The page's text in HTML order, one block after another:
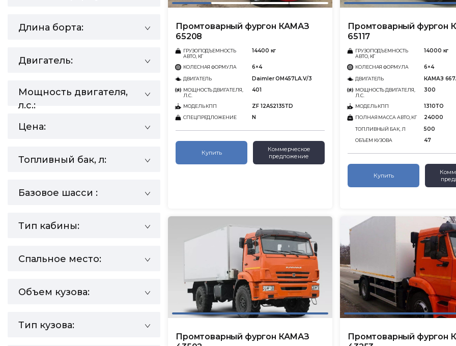
Длина борта:
Двигатель:
Мощность двигателя,
л.с.:
Цена:
Топливный бак, л:
Базовое шасси :
Тип кабины:
Спальное место:
Объем кузова:
Тип кузова:
Промтоварный фургон КАМАЗ
65208
ГРУЗОПОДЪЕМНОСТЬ
АВТО, КГ
14400 кг
КОЛЕСНАЯ ФОРМУЛА 6×4
ДВИГАТЕЛЬ Daimler OM457LA.V/3
МОЩНОСТЬ ДВИГАТЕЛЯ,
Л.С.
401
МОДЕЛЬ КПП ZF 12AS2135ТD
СПЕЦПРЕДЛОЖЕНИЕ N
Купить
Коммерческое
предложение
Промтоварный фургон
65117
ГРУЗОПОДЪЕМНОСТЬ
АВТО, КГ
14000 кг
КОЛЕСНАЯ ФОРМУЛА 6×4
ДВИГАТЕЛЬ КАМАЗ
МОЩНОСТЬ ДВИГАТЕЛЯ,
Л.С.
300
МОДЕЛЬ КПП 1310ТО
ПОЛНАЯ МАССА АВТО, КГ 24000
ТОПЛИВНЫЙ БАК, Л 500
ОБЪЕМ КУЗОВА 47
Купить
Промтоварный фургон КАМАЗ
Промтоварный фургон